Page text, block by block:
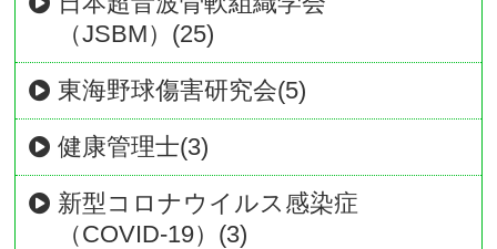
（JSBM）(25)
東海野球傷害研究会(5)
健康管理士(3)
新型コロナウイルス感染症
（COVID-19）(3)